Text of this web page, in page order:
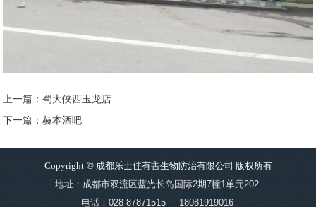
上一篇：蜀大侠西玉龙店
下一篇：赫本酒吧
Copyright©成都乐士佳有害生物防治有限公司 版权所有
地址：成都市双流区蓝光长岛国际2期7幢1单元202
电话：028-87871515
18081919016